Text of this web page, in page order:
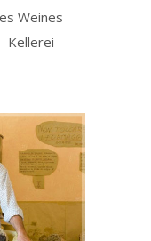
Weines
Kellerei